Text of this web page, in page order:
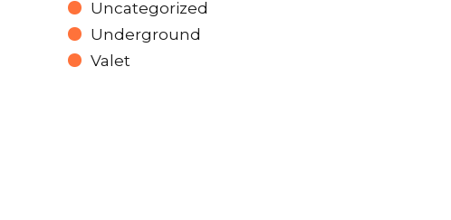
Uncategorized
Underground
Valet